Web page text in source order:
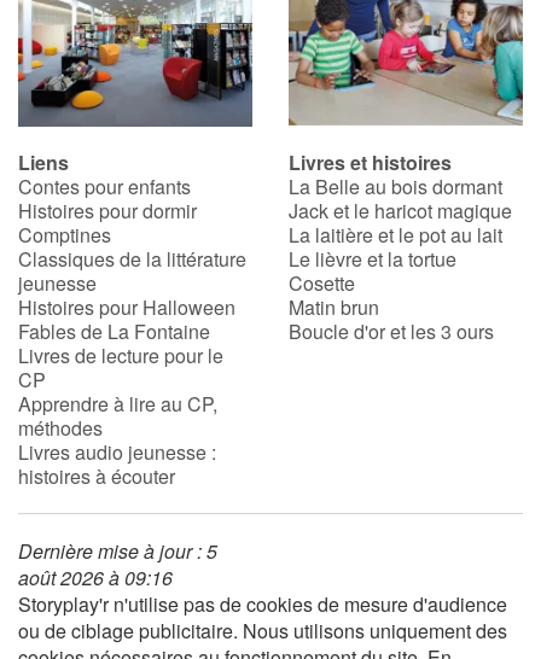
Liens
Contes pour enfants
Histoires pour dormir
Comptines
Classiques de la littérature
jeunesse
Histoires pour Halloween
Fables de La Fontaine
Livres de lecture pour le
CP
Apprendre à lire au CP,
méthodes
Livres audio jeunesse :
histoires à écouter
Livres et histoires
La Belle au bois dormant
Jack et le haricot magique
La laitière et le pot au lait
Le lièvre et la tortue
Cosette
Matin brun
Boucle d'or et les 3 ours
Dernière mise à jour : 5
août 2026 à 09:16
Storyplay'r n'utilise pas de cookies de mesure d'audience
ou de ciblage publicitaire. Nous utilisons uniquement des